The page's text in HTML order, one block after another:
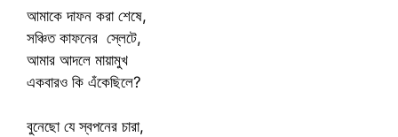
‎আমাকে দাফন করা শেষে,
‎সঞ্চিত কাফনের স্লেটে,
‎আমার আদলে মায়ামুখ
‎একবারও কি এঁকেছিলে?
‎বুনেছো যে স্বপনের চারা,